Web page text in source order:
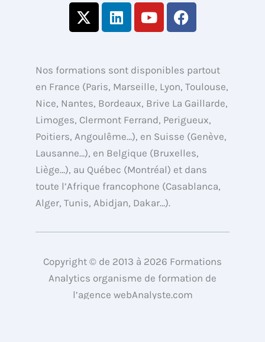
X
-
i
t
t
e
r
L
i
e
d
i
n
Y
o
u
b
e
F
a
b
o
o
k
Nos formations sont disponibles partout
en France (Paris, Marseille, Lyon, Toulouse,
Nice, Nantes, Bordeaux, Brive La Gaillarde,
Limoges, Clermont Ferrand, Perigueux,
Poitiers, Angoulême…), en Suisse (Genève,
Lausanne…), en Belgique (Bruxelles,
Liège…), au Québec (Montréal) et dans
toute l’Afrique francophone (Casablanca,
Alger, Tunis, Abidjan, Dakar…).
Copyright © de 2013 à 2026 Formations
Analytics organisme de formation de
l’agence webAnalyste.com